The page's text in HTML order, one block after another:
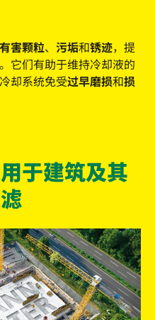
有害颗粒、 污垢和锈迹，提
。它们有助于维持冷却液的
却系统免受过早磨损和损
于建筑及其